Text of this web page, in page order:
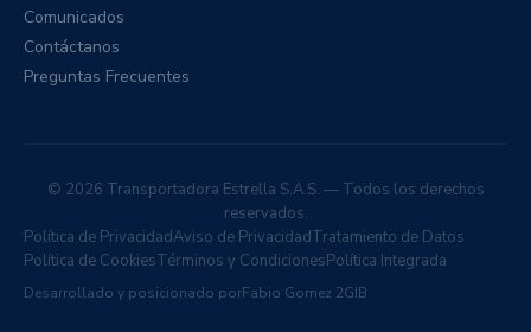
Comunicados
Contáctanos
Preguntas Frecuentes
© 2026 Transportadora Estrella S.A.S. — Todos los derechos
reservados.
Política de PrivacidadAviso de PrivacidadTratamiento de Datos
Política de CookiesTérminos y CondicionesPolítica Integrada
Desarrollado y posicionado porFabio Gomez 2GIB